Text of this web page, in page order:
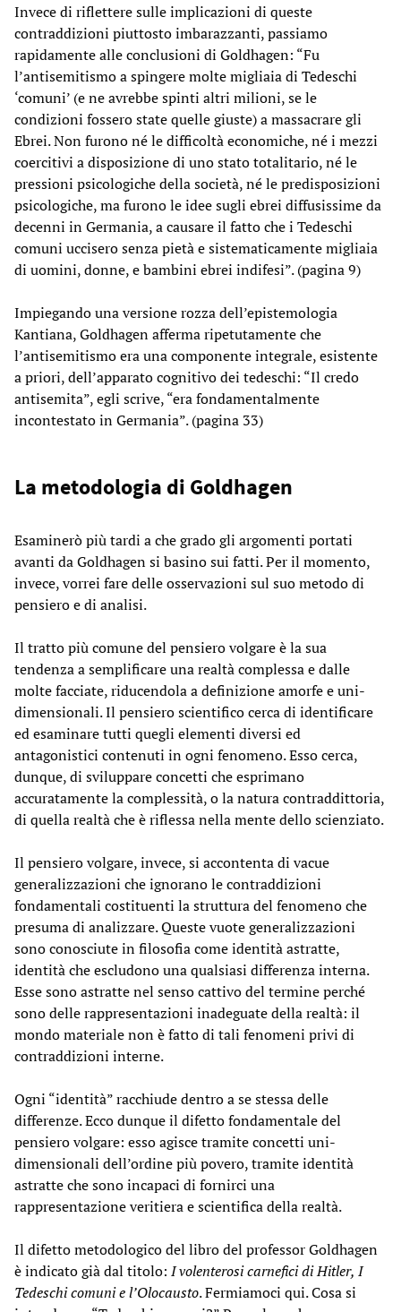
Invece di riflettere sulle implicazioni di queste
contraddizioni piuttosto imbarazzanti, passiamo
rapidamente alle conclusioni di Goldhagen: “Fu
l’antisemitismo a spingere molte migliaia di Tedeschi
‘comuni’ (e ne avrebbe spinti altri milioni, se le
condizioni fossero state quelle giuste) a massacrare gli
Ebrei. Non furono né le difficoltà economiche, né i mezzi
coercitivi a disposizione di uno stato totalitario, né le
pressioni psicologiche della società, né le predisposizioni
psicologiche, ma furono le idee sugli ebrei diffusissime da
decenni in Germania, a causare il fatto che i Tedeschi
comuni uccisero senza pietà e sistematicamente migliaia
di uomini, donne, e bambini ebrei indifesi”. (pagina 9)
Impiegando una versione rozza dell’epistemologia
Kantiana, Goldhagen afferma ripetutamente che
l’antisemitismo era una componente integrale, esistente
a priori, dell’apparato cognitivo dei tedeschi: “Il credo
antisemita”, egli scrive, “era fondamentalmente
incontestato in Germania”. (pagina 33)
La metodologia di Goldhagen
Esaminerò più tardi a che grado gli argomenti portati
avanti da Goldhagen si basino sui fatti. Per il momento,
invece, vorrei fare delle osservazioni sul suo metodo di
pensiero e di analisi.
Il tratto più comune del pensiero volgare è la sua
tendenza a semplificare una realtà complessa e dalle
molte facciate, riducendola a definizione amorfe e uni-
dimensionali. Il pensiero scientifico cerca di identificare
ed esaminare tutti quegli elementi diversi ed
antagonistici contenuti in ogni fenomeno. Esso cerca,
dunque, di sviluppare concetti che esprimano
accuratamente la complessità, o la natura contraddittoria,
di quella realtà che è riflessa nella mente dello scienziato.
Il pensiero volgare, invece, si accontenta di vacue
generalizzazioni che ignorano le contraddizioni
fondamentali costituenti la struttura del fenomeno che
presuma di analizzare. Queste vuote generalizzazioni
sono conosciute in filosofia come identità astratte,
identità che escludono una qualsiasi differenza interna.
Esse sono astratte nel senso cattivo del termine perché
sono delle rappresentazioni inadeguate della realtà: il
mondo materiale non è fatto di tali fenomeni privi di
contraddizioni interne.
Ogni “identità” racchiude dentro a se stessa delle
differenze. Ecco dunque il difetto fondamentale del
pensiero volgare: esso agisce tramite concetti uni-
dimensionali dell’ordine più povero, tramite identità
astratte che sono incapaci di fornirci una
rappresentazione veritiera e scientifica della realtà.
Il difetto metodologico del libro del professor Goldhagen
è indicato già dal titolo: I volenterosi carnefici di Hitler, I
Tedeschi comuni e l’Olocausto. Fermiamoci qui. Cosa si